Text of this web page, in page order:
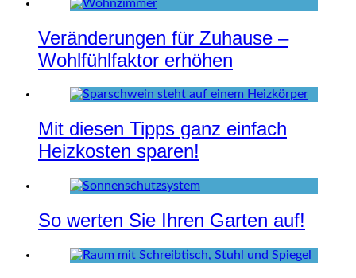
Veränderungen für Zuhause –
Wohlfühlfaktor erhöhen
Mit diesen Tipps ganz einfach
Heizkosten sparen!
So werten Sie Ihren Garten auf!